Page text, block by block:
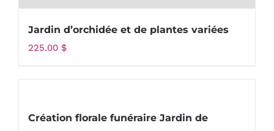
Jardin d’orchidée et de plantes variées
225.00 $
Création florale funéraire Jardin de